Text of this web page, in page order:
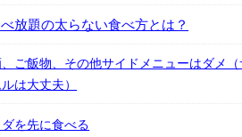
放題の太らない食べ方とは？
ご飯物、その他サイドメニューはダメ（
は大丈夫）
を先に食べる